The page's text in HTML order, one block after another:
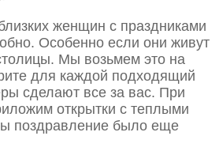
женщин с праздниками
Особенно если они живут
Мы возьмем это на
для каждой подходящий
сделают все за вас. При
открытки с теплыми
поздравление было еще